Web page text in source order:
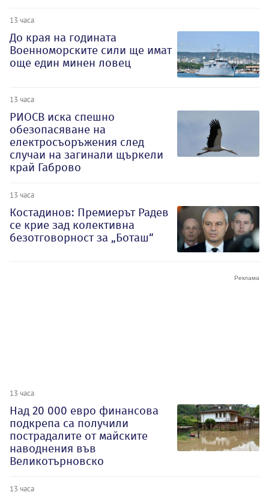
13 часа
До края на годината
Военноморските сили ще имат
още един минен ловец
13 часа
РИОСВ иска спешно
обезопасяване на
електросъоръжения след
случаи на загинали щъркели
край Габрово
13 часа
Костадинов: Премиерът Радев
се крие зад колективна
безотговорност за „Боташ“
13 часа
Над 20 000 евро финансова
подкрепа са получили
пострадалите от майските
наводнения във
Великотърновско
13 часа